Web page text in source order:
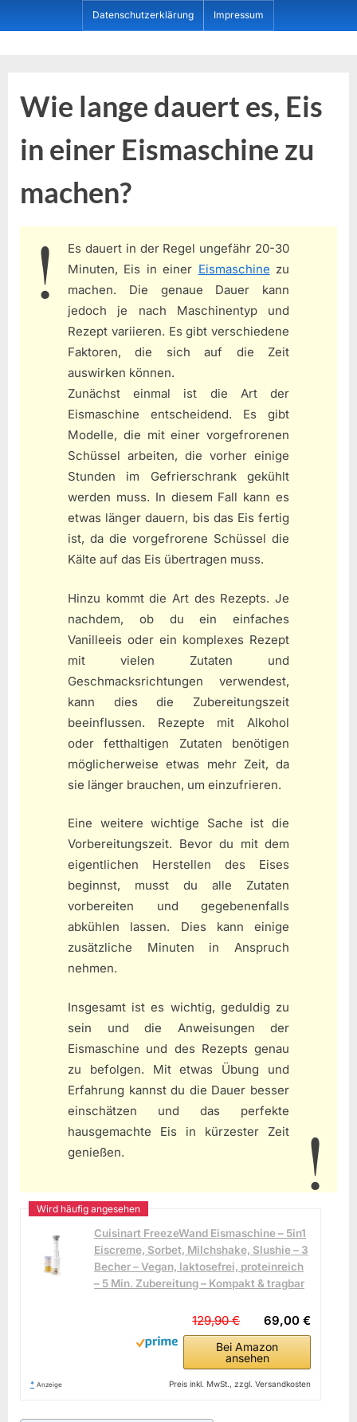
to
Datenschutzerklärung Impressum
Wie lange dauert es, Eis
in einer Eismaschine zu
machen?
Es dauert in der Regel ungefähr 20-30
Minuten, Eis in einer Eismaschine zu
machen. Die genaue Dauer kann
jedoch je nach Maschinentyp und
Rezept variieren. Es gibt verschiedene
Faktoren, die sich auf die Zeit
auswirken können.
Zunächst einmal ist die Art der
Eismaschine entscheidend. Es gibt
Modelle, die mit einer vorgefrorenen
Schüssel arbeiten, die vorher einige
Stunden im Gefrierschrank gekühlt
werden muss. In diesem Fall kann es
etwas länger dauern, bis das Eis fertig
ist, da die vorgefrorene Schüssel die
Kälte auf das Eis übertragen muss.
Hinzu kommt die Art des Rezepts. Je
nachdem, ob du ein einfaches
Vanilleeis oder ein komplexes Rezept
mit vielen Zutaten und
Geschmacksrichtungen verwendest,
kann dies die Zubereitungszeit
beeinflussen. Rezepte mit Alkohol
oder fetthaltigen Zutaten benötigen
möglicherweise etwas mehr Zeit, da
sie länger brauchen, um einzufrieren.
Eine weitere wichtige Sache ist die
Vorbereitungszeit. Bevor du mit dem
eigentlichen Herstellen des Eises
beginnst, musst du alle Zutaten
vorbereiten und gegebenenfalls
abkühlen lassen. Dies kann einige
zusätzliche Minuten in Anspruch
nehmen.
Insgesamt ist es wichtig, geduldig zu
sein und die Anweisungen der
Eismaschine und des Rezepts genau
zu befolgen. Mit etwas Übung und
Erfahrung kannst du die Dauer besser
einschätzen und das perfekte
hausgemachte Eis in kürzester Zeit
genießen.
Cuisinart FreezeWand Eismaschine – 5in1
Eiscreme, Sorbet, Milchshake, Slushie – 3
Becher – Vegan, laktosefrei, proteinreich
– 5 Min. Zubereitung – Kompakt & tragbar
69,00 €
129,90 €
Bei Amazon
ansehen
* Anzeige Preis inkl. MwSt., zzgl. Versandkosten